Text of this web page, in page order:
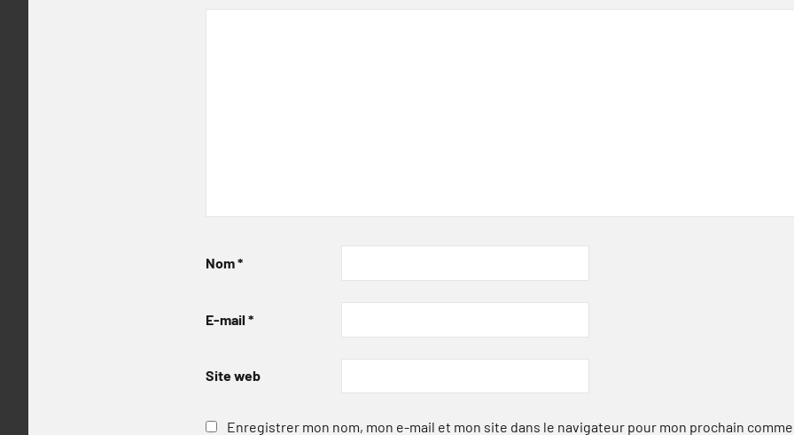
Nom*
E-mail *
Site web
Enregistrer mon nom, mon e-mail et mon site dans le navigateur pour mon prochain